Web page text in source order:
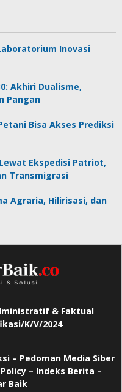
Inovasi
Akhiri Dualisme,
Pangan
Bisa Akses Prediksi
Ekspedisi Patriot,
Transmigrasi
Agraria, Hilirisasi, dan
& Faktual
K/V/2024
– Pedoman Media Siber
– Indeks Berita –
Baik